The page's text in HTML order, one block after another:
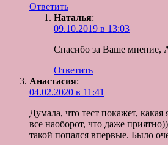
Ответить
Наталья:
09.10.2019 в 13:03
Спасибо за Ваше мнение,
Ответить
Анастасия:
04.02.2020 в 11:41
Думала, что тест покажет,
все наоборот, что даже
такой попался впервые. Было